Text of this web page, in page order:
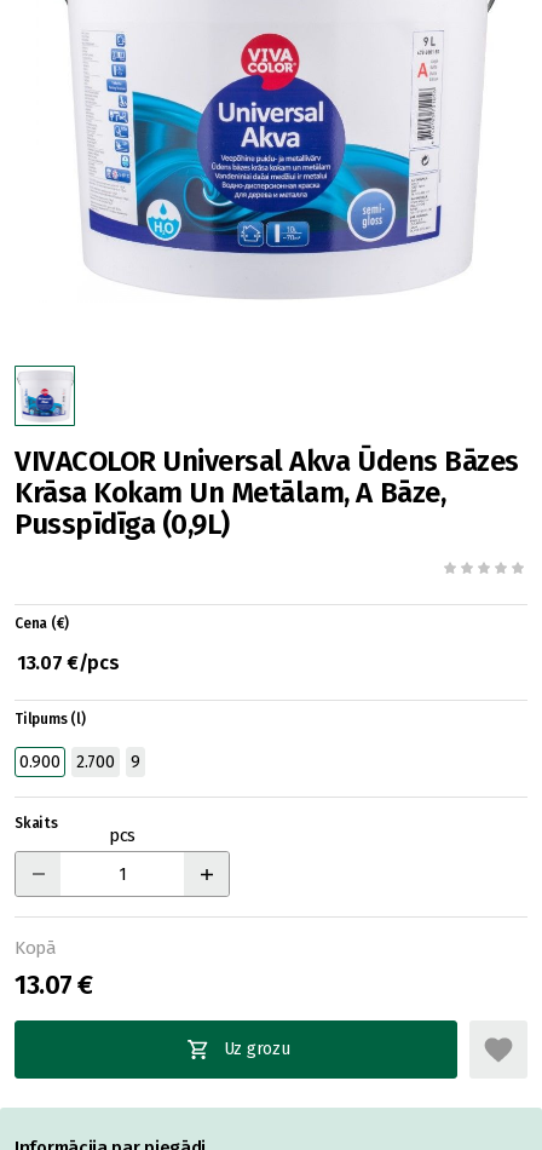
VIVACOLOR Universal Akva Ūdens Bāzes
Krāsa Kokam Un Metālam, A Bāze,
Pusspīdīga (0,9L)
Cena (€)
13.07 €/pcs
Tilpums (l)
0.900 2.700 9
Skaits
pcs
Kopā
13.07 €
Uz grozu